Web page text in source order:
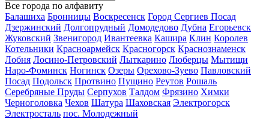
Все города по алфавиту
Балашиха Бронницы Воскресенск Город Сергиев Посад
Дзержинский Долгопрудный Домодедово Дубна Егорьевск
Жуковский Звенигород Ивантеевка Кашира Клин Королев
Котельники Красноармейск Красногорск Краснознаменск
Лобня Лосино-Петровский Лыткарино Люберцы Мытищи
Наро-Фоминск Ногинск Озеры Орехово-Зуево Павловский
Посад Подольск Протвино Пущино Реутов Рошаль
Серебряные Пруды Серпухов Талдом Фрязино Химки
Черноголовка Чехов Шатура Шаховская Электрогорск
Электросталь пос. Молодежный